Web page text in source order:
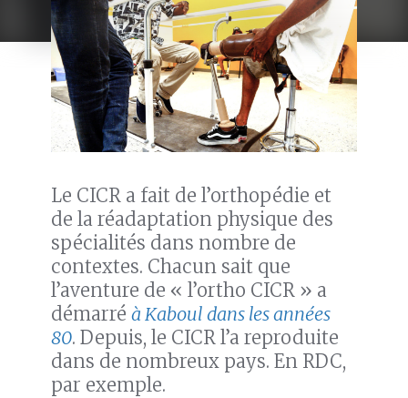
Le CICR a fait de l’orthopédie et
de la réadaptation physique des
spécialités dans nombre de
contextes. Chacun sait que
l’aventure de « l’ortho CICR » a
démarré à Kaboul dans les années
80. Depuis, le CICR l’a reproduite
dans de nombreux pays. En RDC,
par exemple.